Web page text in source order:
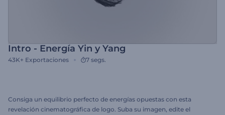
Intro - Energía Yin y Yang
43K+ Exportaciones 7 segs.
Consiga un equilibrio perfecto de energías opuestas con esta
revelación cinematográfica de logo. Suba su imagen, edite el